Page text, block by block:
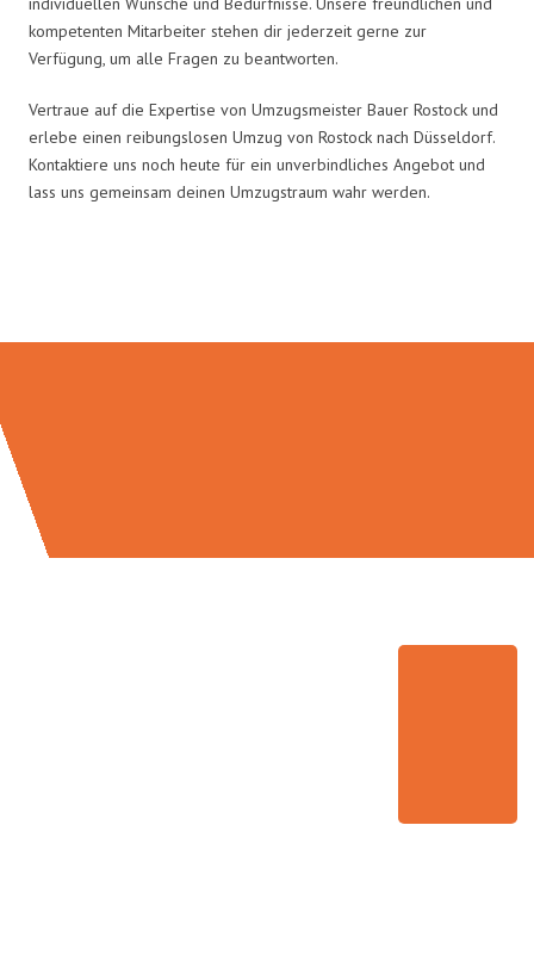
kompetenten Mitarbeiter stehen dir jederzeit gerne zur
Verfügung, um alle Fragen zu beantworten.
Vertraue auf die Expertise von Umzugsmeister Bauer Rostock und
erlebe einen reibungslosen Umzug von Rostock nach Düsseldorf.
Kontaktiere uns noch heute für ein unverbindliches Angebot und
lass uns gemeinsam deinen Umzugstraum wahr werden.